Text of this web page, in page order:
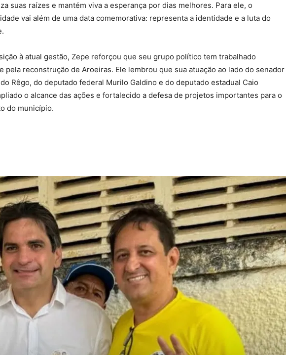
suas raízes e mantém viva a esperança por dias melhores. Para ele, o
vai além de uma data comemorativa: representa a identidade e a luta do
à atual gestão, Zepe reforçou que seu grupo político tem trabalhado
pela reconstrução de Aroeiras. Ele lembrou que sua atuação ao lado do senador
Rêgo, do deputado federal Murilo Galdino e do deputado estadual Caio
o alcance das ações e fortalecido a defesa de projetos importantes para o
do município.